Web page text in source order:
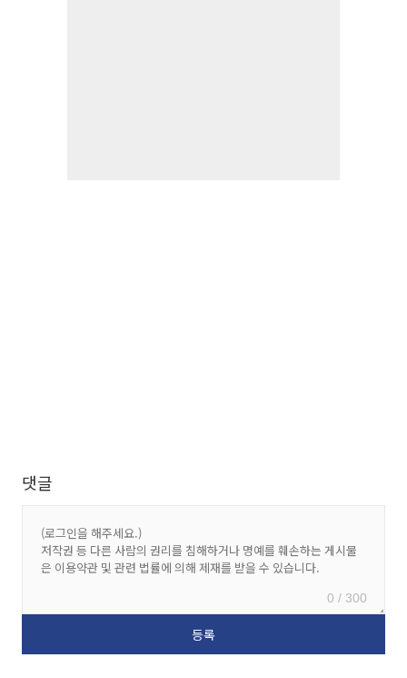
댓글
0 / 300